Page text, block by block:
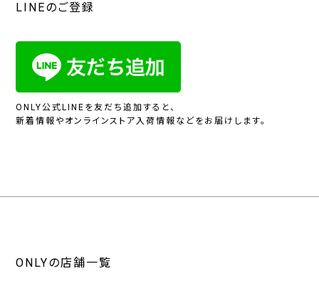
LINEのご登録
ONLY公式LINEを友だち追加すると、
新着情報やオンラインストア入荷情報などをお届けします。
ONLYの店舗一覧